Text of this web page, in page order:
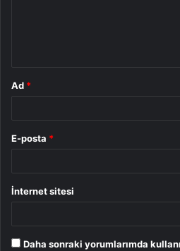
Ad *
E-posta *
İnternet sitesi
Daha sonraki yorumlarımda